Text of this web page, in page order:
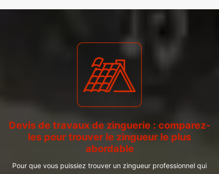
Devis de travaux de zinguerie : comparez-
les pour trouver le zingueur le plus
abordable
Pour que vous puissiez trouver un zingueur professionnel qui